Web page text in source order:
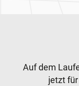
Newsletter
Auf dem
jetzt